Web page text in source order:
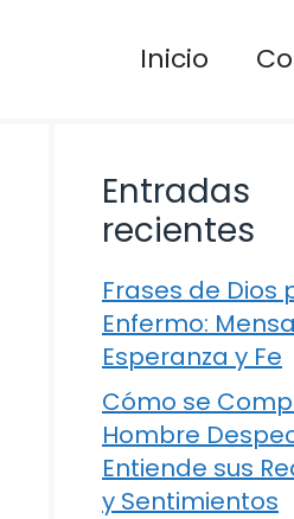
Inicio
Entradas
recientes
Frases de Dios
Enfermo:
Esperanza y Fe
Cómo se
Hombre
Entiende sus
y Sentimientos